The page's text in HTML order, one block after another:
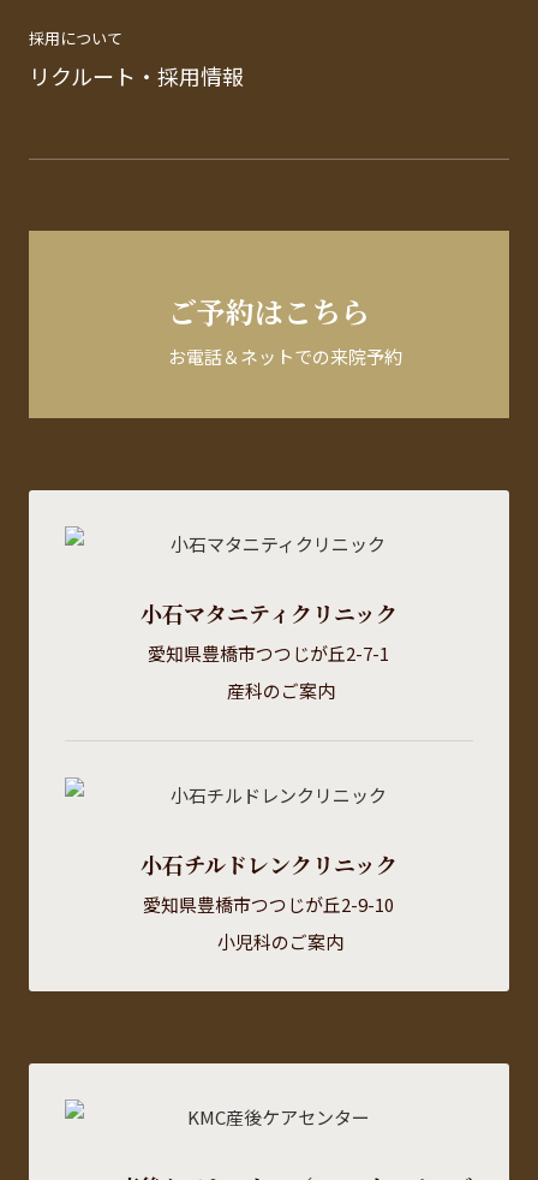
採用について
リクルート・採用情報
ご予約はこちら
お電話＆ネットでの来院予約
小石マタニティクリニック
愛知県豊橋市つつじが丘2-7-1
産科のご案内
小石チルドレンクリニック
愛知県豊橋市つつじが丘2-9-10
小児科のご案内